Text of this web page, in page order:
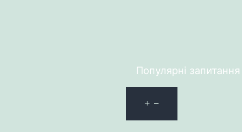
Популярні запитання